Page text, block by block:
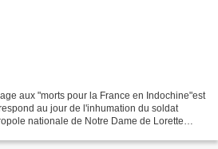
aux "morts pour la France en Indochine"est
au jour de l'inhumation du soldat
nationale de Notre Dame de Lorette